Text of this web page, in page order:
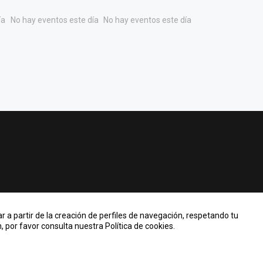
a partir de la creación de perfiles de navegación, respetando tu
favor consulta nuestra Política de cookies.
No hay eventos este día No hay eventos este día